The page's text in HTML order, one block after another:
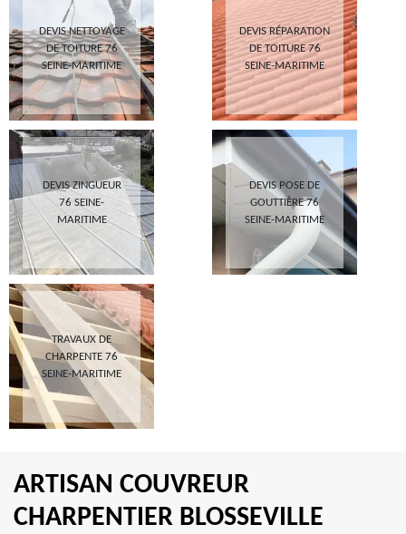
DEVIS NETTOYAGE
DE TOITURE 76
SEINE-MARITIME
DEVIS RÉPARATION
DE TOITURE 76
SEINE-MARITIME
DEVIS ZINGUEUR
76 SEINE-
MARITIME
DEVIS POSE DE
GOUTTIÈRE 76
SEINE-MARITIME
TRAVAUX DE
CHARPENTE 76
SEINE-MARITIME
ARTISAN COUVREUR
CHARPENTIER BLOSSEVILLE